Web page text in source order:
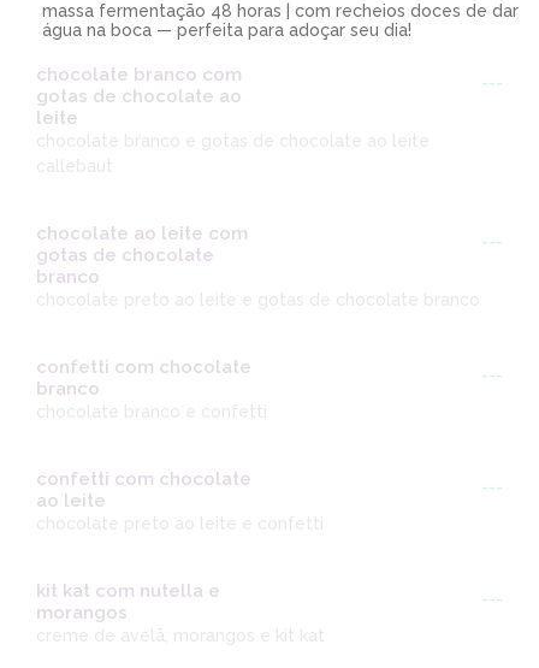
massa fermentação 48 horas | com recheios doces de dar
água na boca — perfeita para adoçar seu dia!
chocolate branco com
gotas de chocolate ao
leite
---
chocolate branco e gotas de chocolate ao leite
callebaut
chocolate ao leite com
gotas de chocolate
branco
---
chocolate preto ao leite e gotas de chocolate branco
confetti com chocolate
branco
---
chocolate branco e confetti
confetti com chocolate
ao leite
---
chocolate preto ao leite e confetti
kit kat com nutella e
morangos
---
creme de avelã, morangos e kit kat